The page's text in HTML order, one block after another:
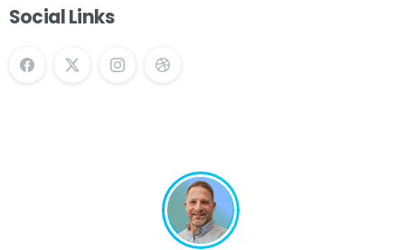
Social Links